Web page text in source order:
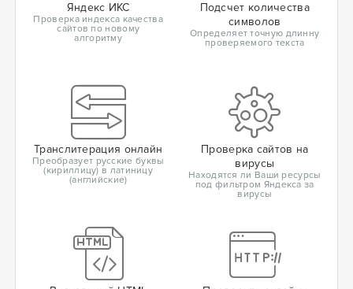
Яндекс ИКС
Проверка индекса качества
сайтов по новому
алгоритму
Подсчет количества
символов
Определяет точную длинну
проверяемого текста
Транслитерация онлайн
Преобразует русские буквы
(кириллицу) в латиницу
(английские)
Проверка сайтов на
вирусы
Находятся ли Ваши ресурсы
под фильтром Яндекса за
вирусы